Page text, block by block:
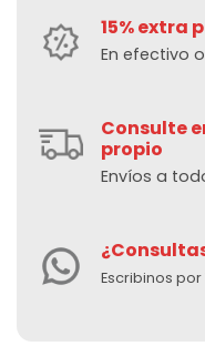
15% extra
En efectivo
Consulte
propio
Envíos a
Escribinos